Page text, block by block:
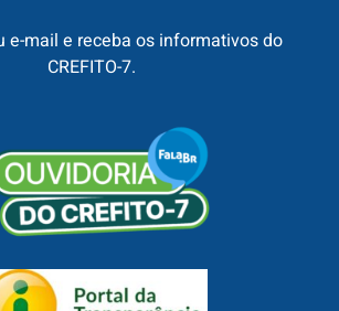
e-mail e receba os informativos do
CREFITO-7.